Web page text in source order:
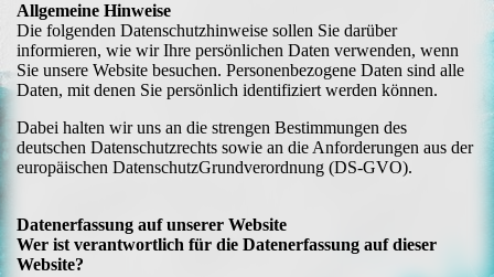
Allgemeine Hinweise
Die folgenden Datenschutzhinweise sollen Sie darüber
informieren, wie wir Ihre persönlichen Daten verwenden, wenn
Sie unsere Website besuchen. Personenbezogene Daten sind alle
Daten, mit denen Sie persönlich identifiziert werden können.
Dabei halten wir uns an die strengen Bestimmungen des
deutschen Datenschutzrechts sowie an die Anforderungen aus der
europäischen DatenschutzGrundverordnung (DS-GVO).
Datenerfassung auf unserer Website
Wer ist verantwortlich für die Datenerfassung auf dieser
Website?